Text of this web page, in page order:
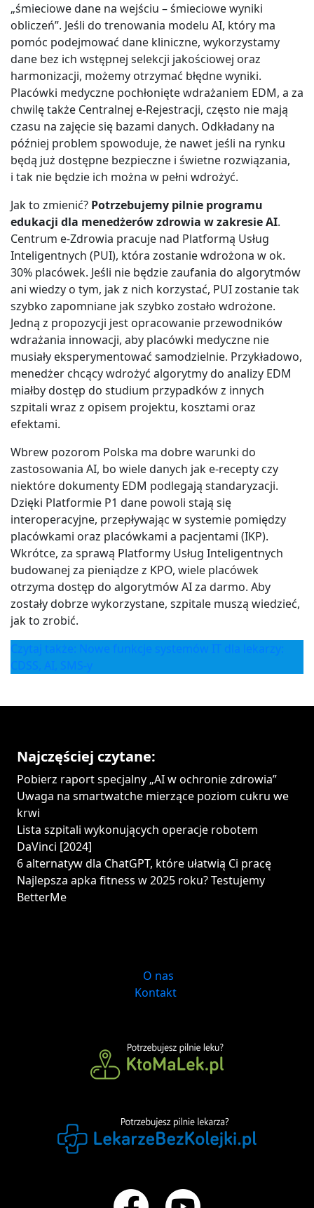
„śmieciowe dane na wejściu – śmieciowe wyniki
obliczeń”. Jeśli do trenowania modelu AI, który ma
pomóc podejmować dane kliniczne, wykorzystamy
dane bez ich wstępnej selekcji jakościowej oraz
harmonizacji, możemy otrzymać błędne wyniki.
Placówki medyczne pochłonięte wdrażaniem EDM, a za
chwilę także Centralnej e-Rejestracji, często nie mają
czasu na zajęcie się bazami danych. Odkładany na
później problem spowoduje, że nawet jeśli na rynku
będą już dostępne bezpieczne i świetne rozwiązania,
i tak nie będzie ich można w pełni wdrożyć.
Jak to zmienić? Potrzebujemy pilnie programu
edukacji dla menedżerów zdrowia w zakresie AI.
Centrum e-Zdrowia pracuje nad Platformą Usług
Inteligentnych (PUI), która zostanie wdrożona w ok.
30% placówek. Jeśli nie będzie zaufania do algorytmów
ani wiedzy o tym, jak z nich korzystać, PUI zostanie tak
szybko zapomniane jak szybko zostało wdrożone.
Jedną z propozycji jest opracowanie przewodników
wdrażania innowacji, aby placówki medyczne nie
musiały eksperymentować samodzielnie. Przykładowo,
menedżer chcący wdrożyć algorytmy do analizy EDM
miałby dostęp do studium przypadków z innych
szpitali wraz z opisem projektu, kosztami oraz
efektami.
Wbrew pozorom Polska ma dobre warunki do
zastosowania AI, bo wiele danych jak e-recepty czy
niektóre dokumenty EDM podlegają standaryzacji.
Dzięki Platformie P1 dane powoli stają się
interoperacyjne, przepływając w systemie pomiędzy
placówkami oraz placówkami a pacjentami (IKP).
Wkrótce, za sprawą Platformy Usług Inteligentnych
budowanej za pieniądze z KPO, wiele placówek
otrzyma dostęp do algorytmów AI za darmo. Aby
zostały dobrze wykorzystane, szpitale muszą wiedzieć,
jak to zrobić.
Czytaj także: Nowe funkcje systemów IT dla lekarzy:
CDSS, AI, SMS-y
Najczęściej czytane:
Pobierz raport specjalny „AI w ochronie zdrowia”
Uwaga na smartwatche mierzące poziom cukru we
krwi
Lista szpitali wykonujących operacje robotem
DaVinci [2024]
6 alternatyw dla ChatGPT, które ułatwią Ci pracę
Najlepsza apka fitness w 2025 roku? Testujemy
BetterMe
O nas
Kontakt